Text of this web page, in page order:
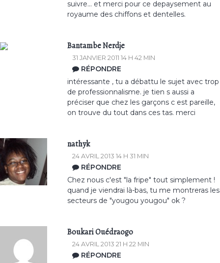
suivre... et merci pour ce depaysement au
royaume des chiffons et dentelles.
Bantambe Nerdje
31 JANVIER 2011 14 H 42 MIN
RÉPONDRE
intéressante , tu a débattu le sujet avec trop
de professionnalisme. je tien s aussi a
préciser que chez les garçons c est pareille,
on trouve du tout dans ces tas. merci
nathyk
24 AVRIL 2013 14 H 31 MIN
RÉPONDRE
Chez nous c'est "la fripe" tout simplement !
quand je viendrai là-bas, tu me montreras les
secteurs de "yougou yougou" ok ?
Boukari Ouédraogo
24 AVRIL 2013 21 H 22 MIN
RÉPONDRE